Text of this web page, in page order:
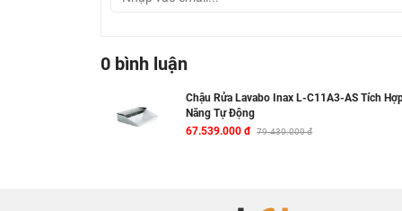
0 bình luận
Chậu Rửa Lavabo Inax L-C11A3-AS Tích
Năng Tự Động
67.539.000 đ
79.430.000 đ